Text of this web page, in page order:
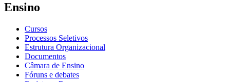
Ensino
Cursos
Processos Seletivos
Estrutura Organizacional
Documentos
Câmara de Ensino
Fóruns e debates